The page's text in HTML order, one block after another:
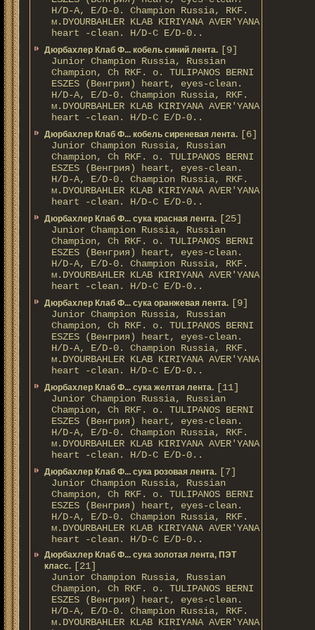
H/D-A, E/D-0. Champion Russia, RKF.
м.DYOURBAHLER KLAB KIRIYANA AVER'YANA
heart -clean. H/D-С E/D-0..
Дюрбахлер Клаб Ф... кобель синий лента. [9]
Junior Champion Russia, Russian
Champion, Ch RKF. о. TULIPANOS BERNI
ESZES (Венгрия) heart, eyes-clean.
H/D-A, E/D-0. Champion Russia, RKF.
м.DYOURBAHLER KLAB KIRIYANA AVER'YANA
heart -clean. H/D-С E/D-0..
Дюрбахлер Клаб Ф... кобель сиреневая лента. [6]
Junior Champion Russia, Russian
Champion, Ch RKF. о. TULIPANOS BERNI
ESZES (Венгрия) heart, eyes-clean.
H/D-A, E/D-0. Champion Russia, RKF.
м.DYOURBAHLER KLAB KIRIYANA AVER'YANA
heart -clean. H/D-С E/D-0..
Дюрбахлер Клаб Ф... сука красная лента. [25]
Junior Champion Russia, Russian
Champion, Ch RKF. о. TULIPANOS BERNI
ESZES (Венгрия) heart, eyes-clean.
H/D-A, E/D-0. Champion Russia, RKF.
м.DYOURBAHLER KLAB KIRIYANA AVER'YANA
heart -clean. H/D-С E/D-0..
Дюрбахлер Клаб Ф... сука оранжевая лента. [9]
Junior Champion Russia, Russian
Champion, Ch RKF. о. TULIPANOS BERNI
ESZES (Венгрия) heart, eyes-clean.
H/D-A, E/D-0. Champion Russia, RKF.
м.DYOURBAHLER KLAB KIRIYANA AVER'YANA
heart -clean. H/D-С E/D-0..
Дюрбахлер Клаб Ф... сука желтая лента. [11]
Junior Champion Russia, Russian
Champion, Ch RKF. о. TULIPANOS BERNI
ESZES (Венгрия) heart, eyes-clean.
H/D-A, E/D-0. Champion Russia, RKF.
м.DYOURBAHLER KLAB KIRIYANA AVER'YANA
heart -clean. H/D-С E/D-0..
Дюрбахлер Клаб Ф... сука розовая лента. [7]
Junior Champion Russia, Russian
Champion, Ch RKF. о. TULIPANOS BERNI
ESZES (Венгрия) heart, eyes-clean.
H/D-A, E/D-0. Champion Russia, RKF.
м.DYOURBAHLER KLAB KIRIYANA AVER'YANA
heart -clean. H/D-С E/D-0..
Дюрбахлер Клаб Ф... сука золотая лента, ПЭТ
класс. [21]
Junior Champion Russia, Russian
Champion, Ch RKF. о. TULIPANOS BERNI
ESZES (Венгрия) heart, eyes-clean.
H/D-A, E/D-0. Champion Russia, RKF.
м.DYOURBAHLER KLAB KIRIYANA AVER'YANA